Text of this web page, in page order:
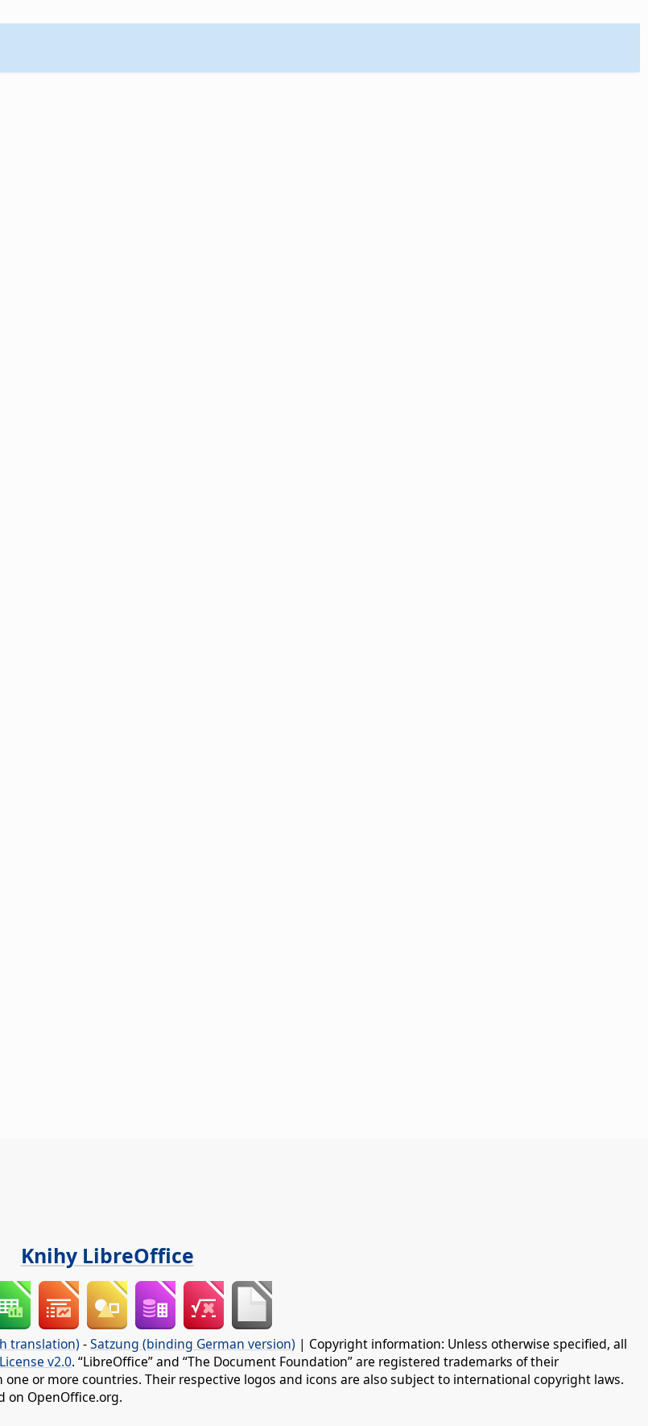
Knihy LibreOffice
translation) -Satzung (binding German version) | Copyright information: Unless otherwise specified, all
v2.0. “LibreOffice” and “The Document Foundation” are registered trademarks of their
or more countries. Their respective logos and icons are also subject to international copyright laws.
on OpenOffice.org.